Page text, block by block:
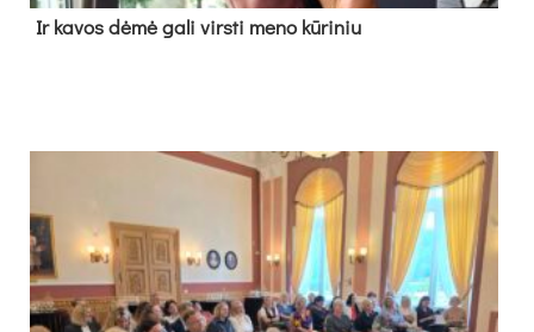
Ir ka­vos dė­mė ga­li virs­ti me­no kū­ri­niu